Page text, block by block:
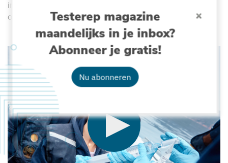
Testerep magazine
maandelijks in je inbox?
Abonneer je gratis!
Nu abonneren
in databanken af met welke soorten dit DNA
overeenkomt.